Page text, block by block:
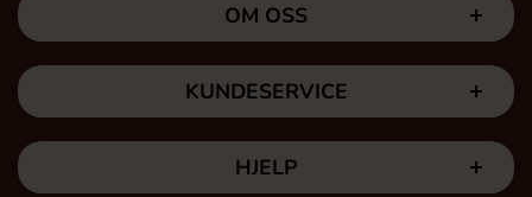
OM OSS
KUNDESERVICE
HJELP